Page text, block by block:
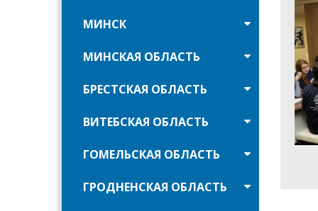
МИНСК
МИНСКАЯ ОБЛАСТЬ
БРЕСТСКАЯ ОБЛАСТЬ
ВИТЕБСКАЯ ОБЛАСТЬ
ГОМЕЛЬСКАЯ ОБЛАСТЬ
ГРОДНЕНСКАЯ ОБЛАСТЬ